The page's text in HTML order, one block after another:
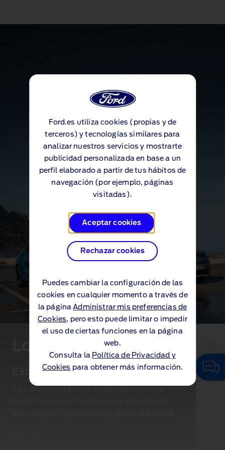
Ford.es utiliza cookies (propias y de
terceros) y tecnologías similares para
analizar nuestros servicios y mostrarte
publicidad personalizada en base a un
perfil elaborado a partir de tus hábitos de
navegación (por ejemplo, páginas
visitadas).
Aceptar cookies
Rechazar cookies
Puedes cambiar la configuración de las
cookies en cualquier momento a través de
la páginaAdministrar mis preferencias de
Cookies, pero esto puede limitar o impedir
el uso de ciertas funciones en la página
web.
Consulta la Política de Privacidad y
Cookies para obtener más información.
Lo sentimos.
Estamos actualizando el sistema